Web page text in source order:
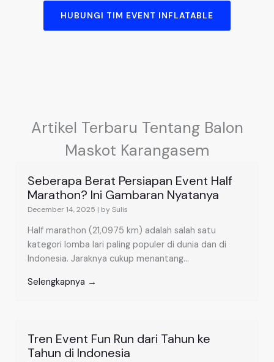
HUBUNGI TIM EVENT INFLATABLE
Artikel Terbaru Tentang Balon
Maskot Karangasem
Seberapa Berat Persiapan Event Half
Marathon? Ini Gambaran Nyatanya
December 14, 2025 | by Sulis
Half marathon (21,0975 km) adalah salah satu
kategori lomba lari paling populer di dunia dan di
Indonesia. Jaraknya cukup menantang...
Selengkapnya →
Tren Event Fun Run dari Tahun ke
Tahun di Indonesia